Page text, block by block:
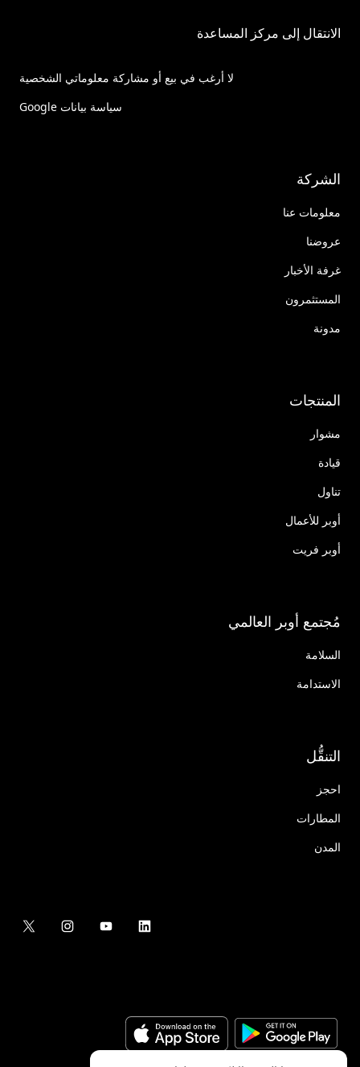
الانتقال إلى مركز المساعدة
لا أرغب في بيع أو مشاركة معلوماتي الشخصية
سياسة بيانات Google
الشركة
معلومات عنا
عروضنا
غرفة الأخبار
المستثمرون
مدونة
المنتجات
مشوار
قيادة
تناول
أوبر للأعمال
أوبر فريت
مُجتمع أوبر العالمي
السلامة
الاستدامة
التنقُّل
احجز
المطارات
المدن